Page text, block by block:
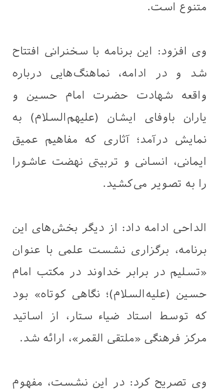
متنوع است.
وی افزود: این برنامه با سخنرانی افتتاح
شد و در ادامه، نماهنگ‌هایی درباره
واقعه شهادت حضرت امام حسین و
یاران باوفای ایشان (علیهم‌السلام) به
نمایش درآمد؛ آثاری که مفاهیم عمیق
ایمانی، انسانی و تربیتی نهضت عاشورا
را به تصویر می‌کشید.
الداحی ادامه داد: از دیگر بخش‌های این
برنامه، برگزاری نشست علمی با عنوان
«تسلیم در برابر خداوند در مکتب امام
حسین (علیه‌السلام)؛ نگاهی کوتاه» بود
که توسط استاد ضیاء ستار، از اساتید
مرکز فرهنگی «ملتقى القمر»، ارائه شد.
وی تصریح کرد: در این نشست، مفهوم